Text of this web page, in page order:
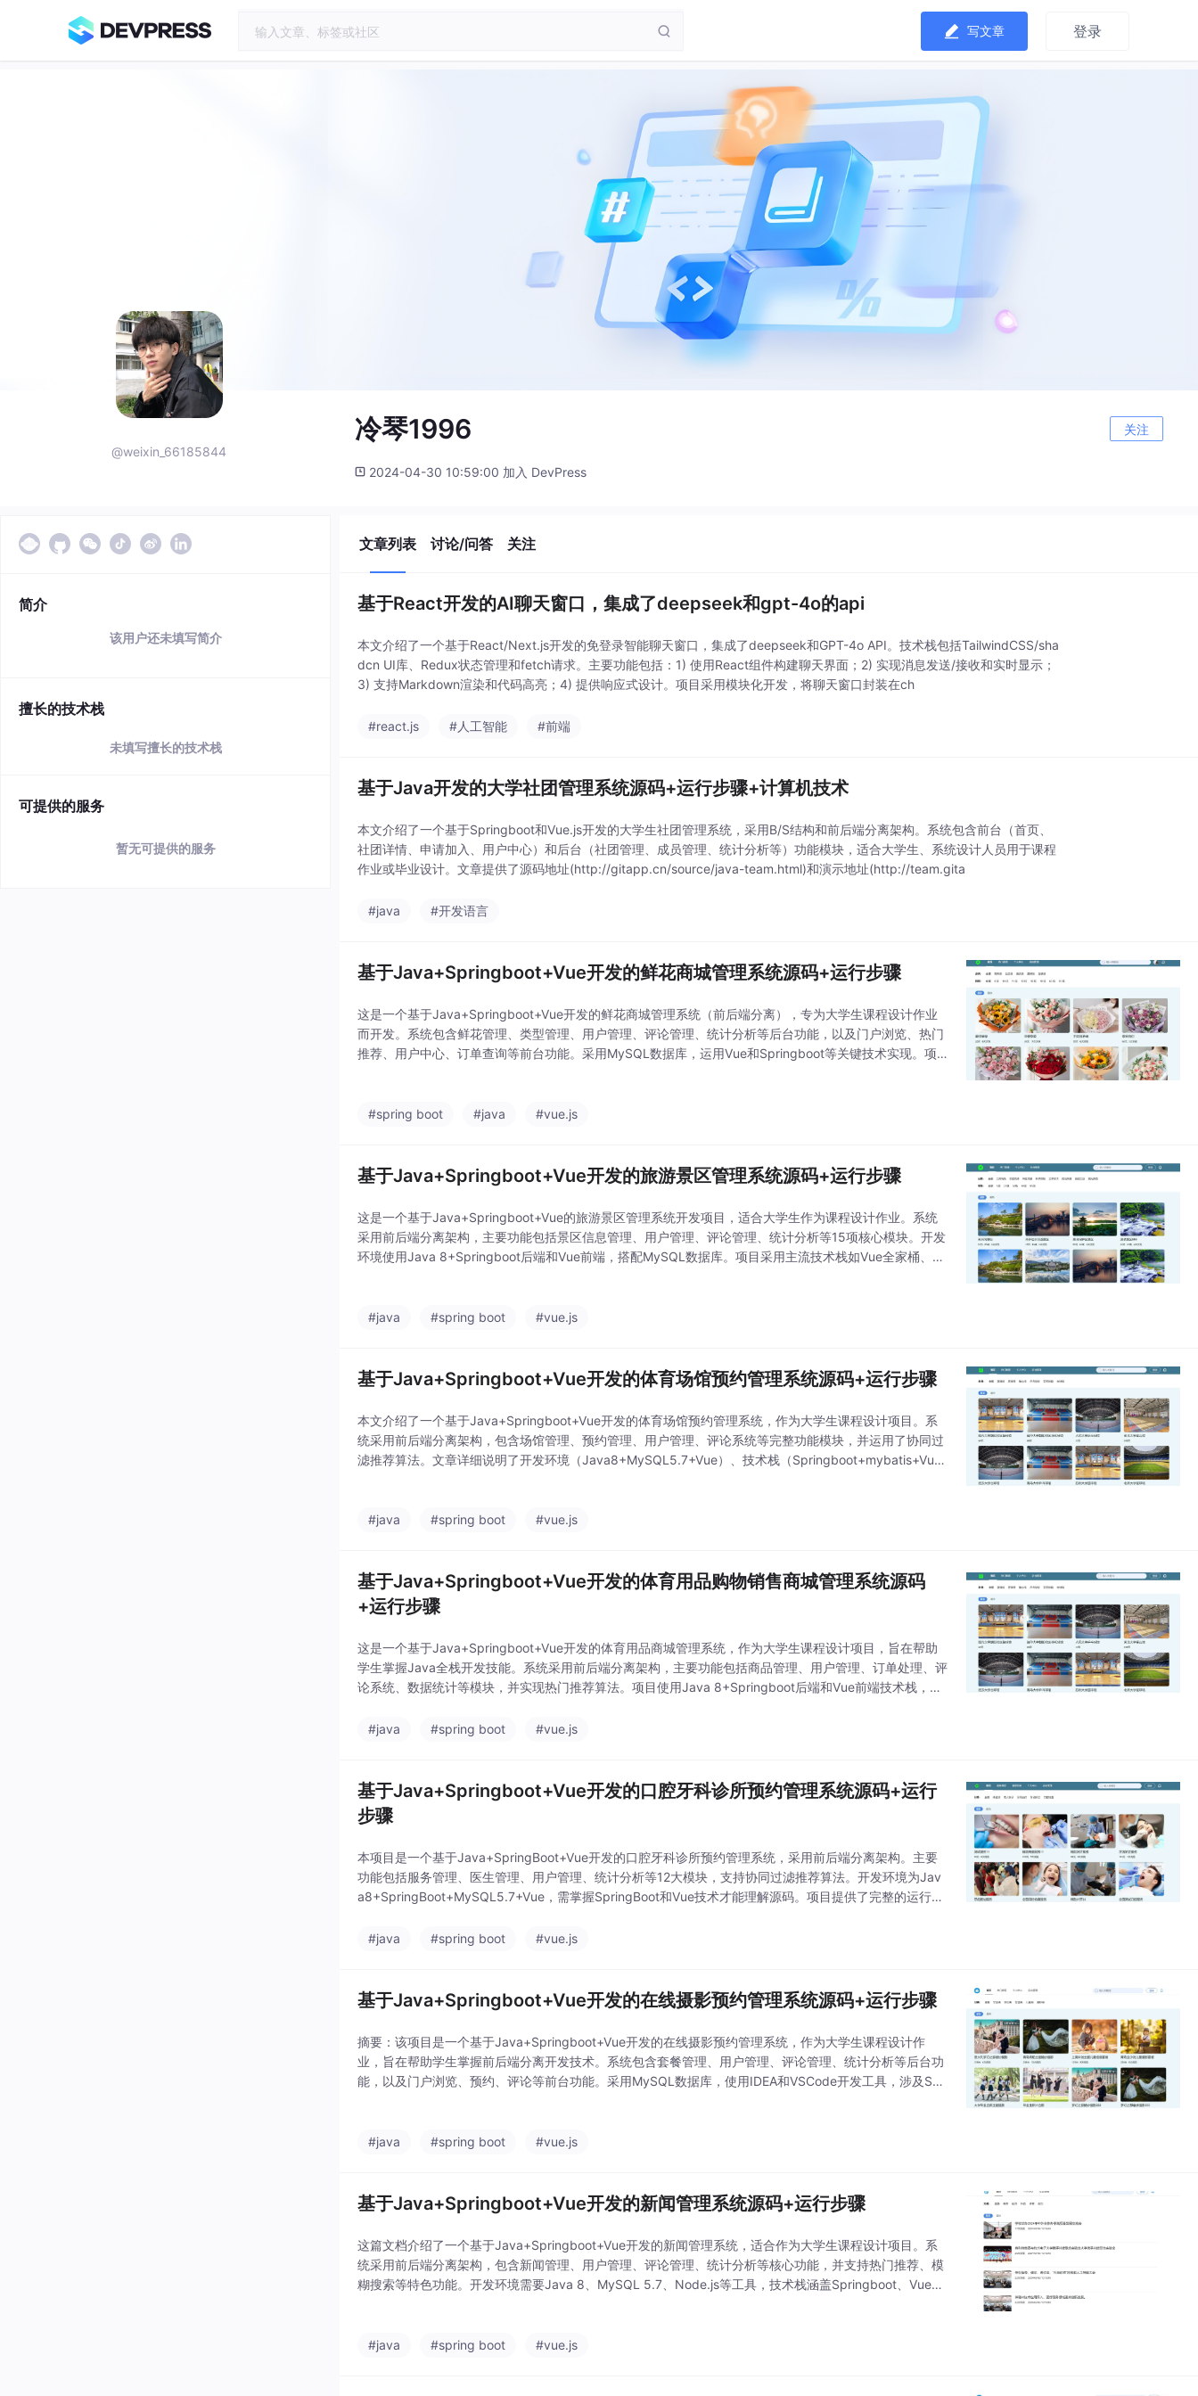
写文章 登录
@weixin_66185844
冷琴1996 关注
2024-04-30 10:59:00 加入 DevPress
简介
该用户还未填写简介
擅长的技术栈
未填写擅长的技术栈
可提供的服务
暂无可提供的服务
文章列表 讨论/问答 关注
基于React开发的AI聊天窗口，集成了deepseek和gpt-4o的api
本文介绍了一个基于React/Next.js开发的免登录智能聊天窗口，集成了deepseek和GPT-4o API。技术栈包括TailwindCSS/sha
dcn UI库、Redux状态管理和fetch请求。主要功能包括：1) 使用React组件构建聊天界面；2) 实现消息发送/接收和实时显示；
3) 支持Markdown渲染和代码高亮；4) 提供响应式设计。项目采用模块化开发，将聊天窗口封装在ch
#react.js #人工智能 #前端
基于Java开发的大学社团管理系统源码+运行步骤+计算机技术
本文介绍了一个基于Springboot和Vue.js开发的大学生社团管理系统，采用B/S结构和前后端分离架构。系统包含前台（首页、
社团详情、申请加入、用户中心）和后台（社团管理、成员管理、统计分析等）功能模块，适合大学生、系统设计人员用于课程
作业或毕业设计。文章提供了源码地址(http://gitapp.cn/source/java-team.html)和演示地址(http://team.gita
#java #开发语言
基于Java+Springboot+Vue开发的鲜花商城管理系统源码+运行步骤
这是一个基于Java+Springboot+Vue开发的鲜花商城管理系统（前后端分离），专为大学生课程设计作业
而开发。系统包含鲜花管理、类型管理、用户管理、评论管理、统计分析等后台功能，以及门户浏览、热门
推荐、用户中心、订单查询等前台功能。采用MySQL数据库，运用Vue和Springboot等关键技术实现。项
#spring boot #java #vue.js
基于Java+Springboot+Vue开发的旅游景区管理系统源码+运行步骤
这是一个基于Java+Springboot+Vue的旅游景区管理系统开发项目，适合大学生作为课程设计作业。系统
采用前后端分离架构，主要功能包括景区信息管理、用户管理、评论管理、统计分析等15项核心模块。开发
环境使用Java 8+Springboot后端和Vue前端，搭配MySQL数据库。项目采用主流技术栈如Vue全家桶、S
#java #spring boot #vue.js
基于Java+Springboot+Vue开发的体育场馆预约管理系统源码+运行步骤
本文介绍了一个基于Java+Springboot+Vue开发的体育场馆预约管理系统，作为大学生课程设计项目。系
统采用前后端分离架构，包含场馆管理、预约管理、用户管理、评论系统等完整功能模块，并运用了协同过
滤推荐算法。文章详细说明了开发环境（Java8+MySQL5.7+Vue）、技术栈（Springboot+mybatis+Vue
#java #spring boot #vue.js
基于Java+Springboot+Vue开发的体育用品购物销售商城管理系统源码
+运行步骤
这是一个基于Java+Springboot+Vue开发的体育用品商城管理系统，作为大学生课程设计项目，旨在帮助
学生掌握Java全栈开发技能。系统采用前后端分离架构，主要功能包括商品管理、用户管理、订单处理、评
论系统、数据统计等模块，并实现热门推荐算法。项目使用Java 8+Springboot后端和Vue前端技术栈，My
#java
#spring boot #vue.js
基于Java+Springboot+Vue开发的口腔牙科诊所预约管理系统源码+运行
步骤
本项目是一个基于Java+SpringBoot+Vue开发的口腔牙科诊所预约管理系统，采用前后端分离架构。主要
功能包括服务管理、医生管理、用户管理、统计分析等12大模块，支持协同过滤推荐算法。开发环境为Jav
a8+SpringBoot+MySQL5.7+Vue，需掌握SpringBoot和Vue技术才能理解源码。项目提供了完整的运行指
#java
#spring boot #vue.js
基于Java+Springboot+Vue开发的在线摄影预约管理系统源码+运行步骤
摘要：该项目是一个基于Java+Springboot+Vue开发的在线摄影预约管理系统，作为大学生课程设计作
业，旨在帮助学生掌握前后端分离开发技术。系统包含套餐管理、用户管理、评论管理、统计分析等后台功
能，以及门户浏览、预约、评论等前台功能。采用MySQL数据库，使用IDEA和VSCode开发工具，涉及Spri
#java #spring boot #vue.js
基于Java+Springboot+Vue开发的新闻管理系统源码+运行步骤
这篇文档介绍了一个基于Java+Springboot+Vue开发的新闻管理系统，适合作为大学生课程设计项目。系
统采用前后端分离架构，包含新闻管理、用户管理、评论管理、统计分析等核心功能，并支持热门推荐、模
糊搜索等特色功能。开发环境需要Java 8、MySQL 5.7、Node.js等工具，技术栈涵盖Springboot、Vue、
#java #spring boot #vue.js